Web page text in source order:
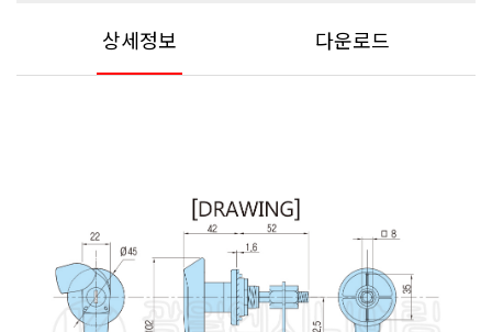
상세정보 다운로드